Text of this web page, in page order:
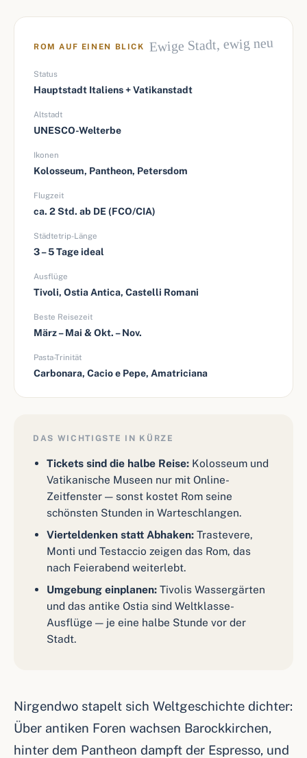
ROM AUF EINEN BLICK Ewige Stadt, ewig neu
Status
Hauptstadt Italiens + Vatikanstadt
Altstadt
UNESCO-Welterbe
Ikonen
Kolosseum, Pantheon, Petersdom
Flugzeit
ca. 2 Std. ab DE (FCO/CIA)
Städtetrip-Länge
3 – 5 Tage ideal
Ausflüge
Tivoli, Ostia Antica, Castelli Romani
Beste Reisezeit
März – Mai & Okt. – Nov.
Pasta-Trinität
Carbonara, Cacio e Pepe, Amatriciana
DAS WICHTIGSTE IN KÜRZE
Tickets sind die halbe Reise: Kolosseum und
Vatikanische Museen nur mit Online-
Zeitfenster — sonst kostet Rom seine
schönsten Stunden in Warteschlangen.
Vierteldenken statt Abhaken: Trastevere,
Monti und Testaccio zeigen das Rom, das
nach Feierabend weiterlebt.
Umgebung einplanen: Tivolis Wassergärten
und das antike Ostia sind Weltklasse-
Ausflüge — je eine halbe Stunde vor der
Stadt.
Nirgendwo stapelt sich Weltgeschichte dichter:
Über antiken Foren wachsen Barockkirchen,
hinter dem Pantheon dampft der Espresso, und